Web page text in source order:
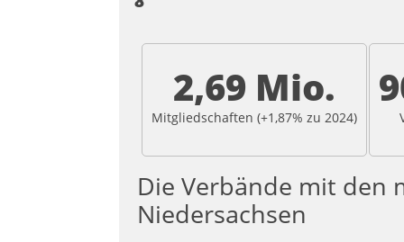
2,69 Mio.
Mitgliedschaften (+1,87% zu 2024)
Die Verbände mit den
Niedersachsen